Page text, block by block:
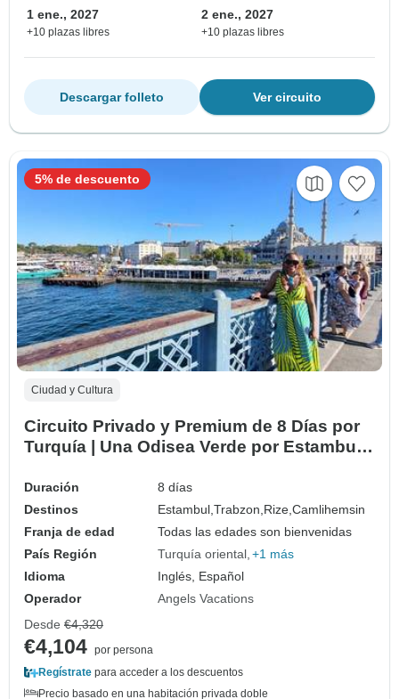
1 ene., 2027
+10 plazas libres
2 ene., 2027
+10 plazas libres
Ver circuito
Descargar folleto
Ciudad y Cultura
Circuito Privado y Premium de 8 Días por
Turquía | Una Odisea Verde por Estambul y
carretera | por Angels Vacations
Duración
8 días
Destinos
Estambul,Trabzon, Rize,Camlihemsin
Franja de edad
Todas las edades son bienvenidas
País Región
Turquía oriental +1 más
Idioma
Inglés, Español
Operador
Angels Vacations
5% de descuento
Desde €4,320
€4,104 por persona
Regístrate para acceder a los descuentos
Precio basado en una habitación privada doble